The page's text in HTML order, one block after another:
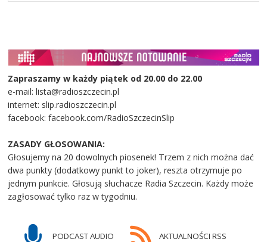
Zapraszamy w każdy piątek od 20.00 do 22.00
e-mail: lista@radioszczecin.pl
internet: slip.radioszczecin.pl
facebook: facebook.com/RadioSzczecinSlip
ZASADY GŁOSOWANIA:
Głosujemy na 20 dowolnych piosenek! Trzem z nich można dać
dwa punkty (dodatkowy punkt to joker), reszta otrzymuje po
jednym punkcie. Głosują słuchacze Radia Szczecin. Każdy może
zagłosować tylko raz w tygodniu.
PODCAST AUDIO AKTUALNOŚCI RSS